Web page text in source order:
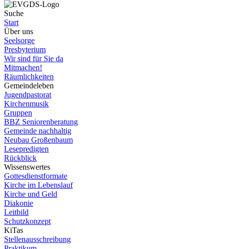
Suche
Start
Über uns
Seelsorge
Presbyterium
Wir sind für Sie da
Mitmachen!
Räumlichkeiten
Gemeindeleben
Jugendpastorat
Kirchenmusik
Gruppen
BBZ Seniorenberatung
Gemeinde nachhaltig
Neubau Großenbaum
Lesepredigten
Rückblick
Wissenswertes
Gottesdienstformate
Kirche im Lebenslauf
Kirche und Geld
Diakonie
Leitbild
Schutzkonzept
KiTas
Stellenausschreibung